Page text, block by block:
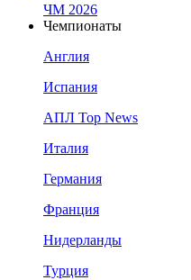
ЧМ 2026
Чемпионаты
Англия
Испания
АПЛ Top News
Италия
Германия
Франция
Нидерланды
Турция